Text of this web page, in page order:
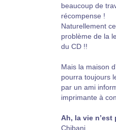
beaucoup de
récompense !
Naturellement
problème de la
du CD !!
Mais la maison
pourra toujours
par un ami
imprimante à
Ah, la vie n’est
Chibani